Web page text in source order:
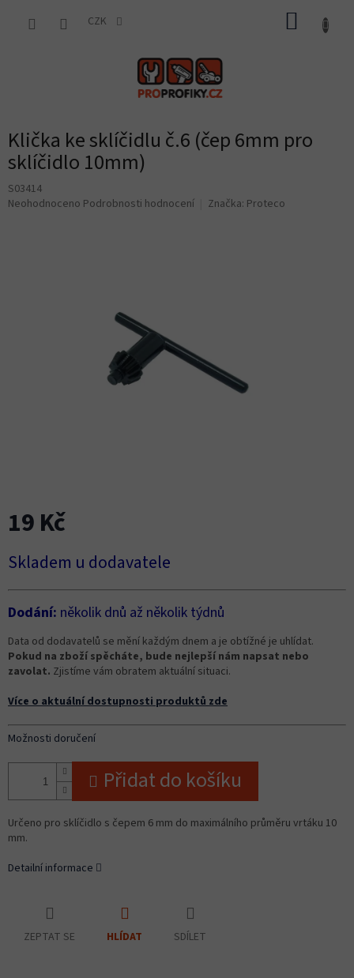
CZK
Klička ke sklíčidlu č.6 (čep 6mm pro
sklíčidlo 10mm)
S03414
Průměrné
Neohodnoceno Podrobnosti hodnocení Značka: Proteco
19 Kč
cena:
Skladem u dodavatele
Dodání: několik dnů až několik týdnů
Data od dodavatelů se mění každým dnem a je obtížné je uhlídat.
Pokud na zboží spěcháte, bude nejlepší nám napsat nebo
zavolat. Zjistíme vám obratem aktuální situaci.
Více o aktuální dostupnosti produktů zde
Možnosti doručení
Přidat do košíku
Určeno pro sklíčidlo s čepem 6 mm do maximálního průměru vrtáku 10
mm.
Detailní informace
ZEPTAT SE HLÍDAT SDÍLET